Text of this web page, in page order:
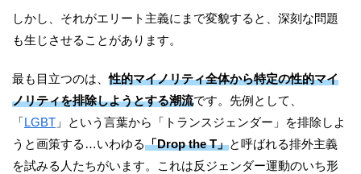
しかし、それがエリート主義にまで変貌すると、深刻な問題
も生じさせることがあります。
最も目立つのは、性的マイノリティ全体から特定の性的マイ
ノリティを排除しようとする潮流です。先例として、
「LGBT 」という言葉から「トランスジェンダー」を排除しよ
うと画策する…いわゆる「Drop the T」と呼ばれる排外主義
を試みる人たちがいます。これは反ジェンダー運動のいち形